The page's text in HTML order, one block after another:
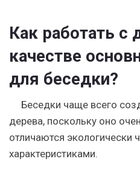
Как работать с
качестве
для беседки?
Беседки чаще всего
дерева, поскольку оно
отличаются экологически
характеристиками.